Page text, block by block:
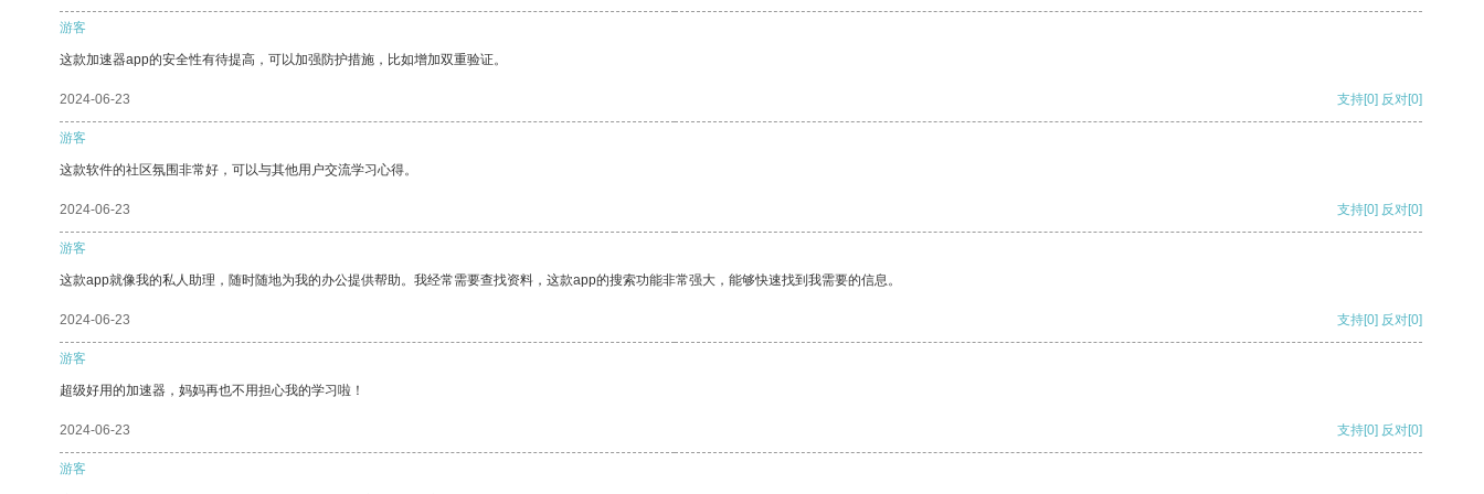
游客
这款加速器app的安全性有待提高，可以加强防护措施，比如增加双重验证。
2024-06-23 支持[0] 反对[0]
游客
这款软件的社区氛围非常好，可以与其他用户交流学习心得。
2024-06-23 支持[0] 反对[0]
游客
这款app就像我的私人助理，随时随地为我的办公提供帮助。我经常需要查找资料，这款app的搜索功能非常强大，能够快速找到我需要的信息。
2024-06-23 支持[0] 反对[0]
游客
超级好用的加速器，妈妈再也不用担心我的学习啦！
2024-06-23 支持[0] 反对[0]
游客